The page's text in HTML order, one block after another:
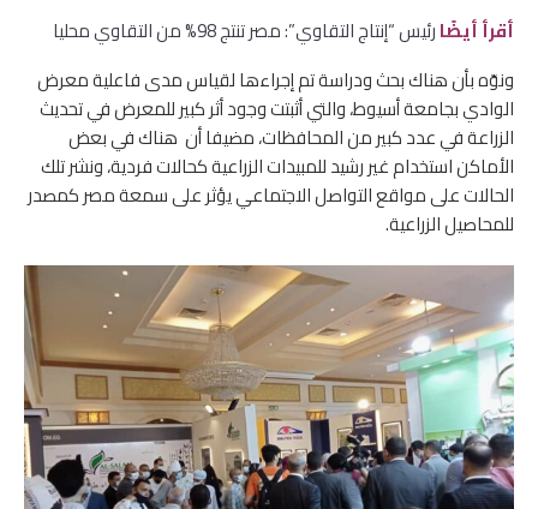
أقرأ أيضًارئيس “إنتاج التقاوي”: مصر تنتج 98% من التقاوي محليا
ونوّه بأن هناك بحث ودراسة تم إجراءها لقياس مدى فاعلية معرض
الوادي بجامعة أسيوط، والتي أثبتت وجود أثر كبير للمعرض في تحديث
الزراعة في عدد كبير من المحافظات، مضيفا أن هناك في بعض
الأماكن استخدام غير رشيد للمبيدات الزراعية كحالات فردية، ونشر تلك
الحالات على مواقع التواصل الاجتماعي يؤثر على سمعة مصر كمصدر
للمحاصيل الزراعية.